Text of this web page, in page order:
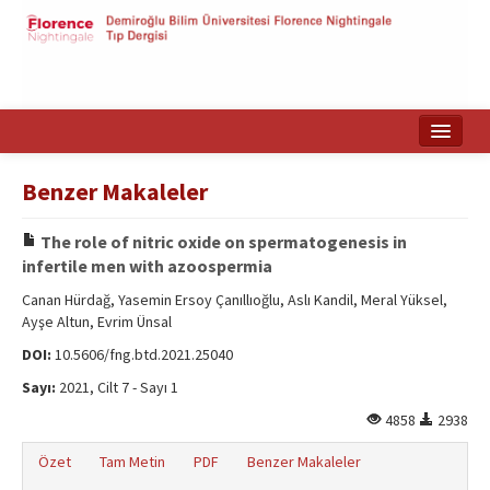
English
Benzer Makaleler
The role of nitric oxide on spermatogenesis in
infertile men with azoospermia
Canan Hürdağ, Yasemin Ersoy Çanıllıoğlu, Aslı Kandil, Meral Yüksel,
Ayşe Altun, Evrim Ünsal
DOI: 10.5606/fng.btd.2021.25040
Sayı: 2021, Cilt 7 - Sayı 1
4858
2938
Özet Tam Metin PDF
Benzer Makaleler